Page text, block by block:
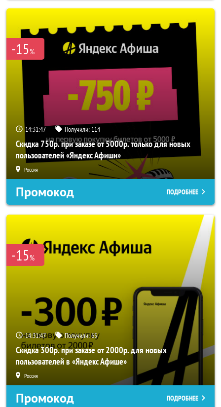
-15%
14:31:47 Получили: 114
Скидка 750р. при заказе от 5000р. только для новых
пользователей «Яндекс Афиши»
Россия
Промокод ПОДРОБНЕЕ
-15%
14:31:47 Получили:65
Скидка 300р. при заказе от 2000р. для новых
пользователей в «Яндекс Афише»
Россия
Промокод ПОДРОБНЕЕ